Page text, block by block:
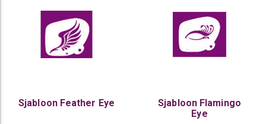
Sjabloon Feather Eye
Sjabloon Flamingo
Eye